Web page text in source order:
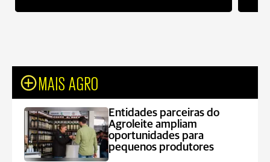
MAIS AGRO
Entidades parceiras do
Agroleite ampliam
oportunidades para
pequenos produtores